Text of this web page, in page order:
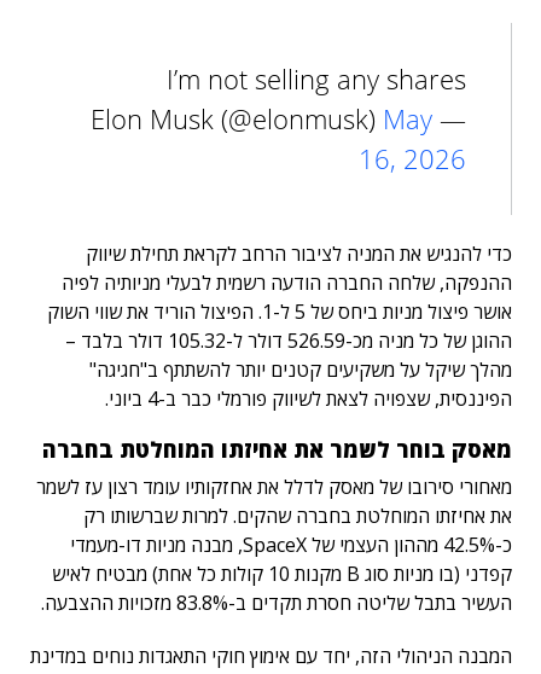
I’m not selling any shares
— Elon Musk (@elonmusk)
May
16, 2026
כדי להנגיש את המניה לציבור הרחב לקראת תחילת שיווק
ההנפקה, שלחה החברה הודעה רשמית לבעלי מניותיה לפיה
אושר פיצול מניות ביחס של 5 ל-1. הפיצול הוריד את שווי השוק
ההוגן של כל מניה מכ-526.59 דולר ל-105.32 דולר בלבד –
מהלך שיקל על משקיעים קטנים יותר להשתתף ב"חגיגה"
הפיננסית, שצפויה לצאת לשיווק פורמלי כבר ב-4 ביוני.
מאסק בוחר לשמר את אחיזתו המוחלטת בחברה
מאחורי סירובו של מאסק לדלל את אחזקותיו עומד רצון עז לשמר
את אחיזתו המוחלטת בחברה שהקים. למרות שברשותו רק
כ-42.5% מההון העצמי של SpaceX, מבנה מניות דו-מעמדי
קפדני (בו מניות סוג B מקנות 10 קולות כל אחת) מבטיח לאיש
העשיר בתבל שליטה חסרת תקדים ב-83.8% מזכויות ההצבעה.
המבנה הניהולי הזה, יחד עם אימוץ חוקי התאגדות נוחים במדינת